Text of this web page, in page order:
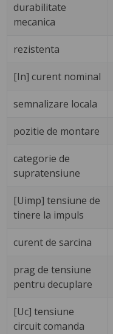
durabilitate
mecanica
rezistenta
[In] curent nominal
semnalizare locala
pozitie de montare
categorie de
supratensiune
[Uimp] tensiune de
tinere la impuls
curent de sarcina
prag de tensiune
pentru decuplare
[Uc] tensiune
circuit comanda